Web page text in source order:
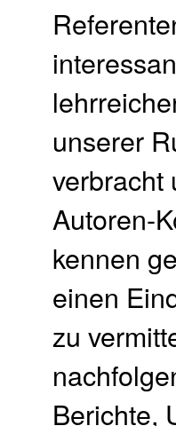
unserer
verbracht
Autoren-
kennen
einen
zu
Berichte,